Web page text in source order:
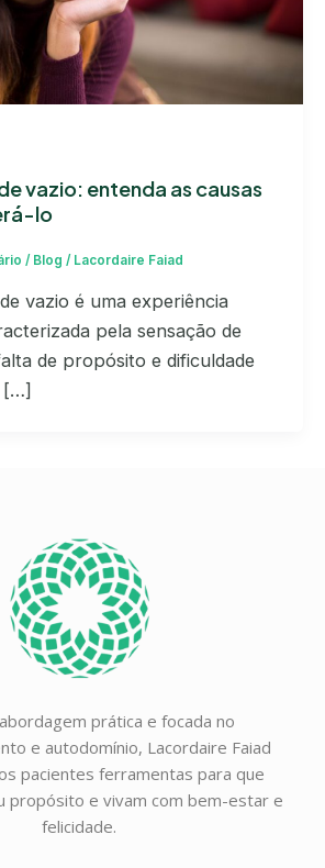
vazio: entenda as causas
lo
/ Blog / Lacordaire Faiad
vazio é uma experiência
pela sensação de
de propósito e dificuldade
[…]
prática e focada no
e autodomínio, Lacordaire Faiad
pacientes ferramentas para que
propósito e vivam com bem-estar e
felicidade.